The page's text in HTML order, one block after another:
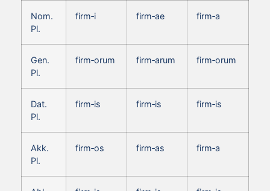
Nom.
Pl.
firm‑i firm‑ae firm‑a
Gen.
Pl.
firm‑orum firm‑arum firm‑orum
Dat.
Pl.
firm‑is firm‑is firm‑is
Akk.
Pl.
firm‑os firm‑as firm‑a